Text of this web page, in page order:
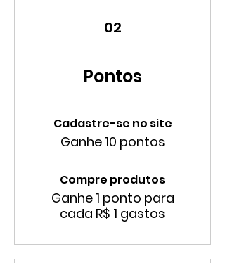
02
Pontos
Cadastre-se no site
Ganhe 10 pontos
Compre produtos
Ganhe 1 ponto para
cada R$ 1 gastos